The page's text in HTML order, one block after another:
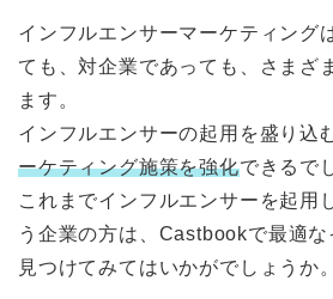
インフルエンサーマーケティング
ても、対企業であっても、さまざ
ます。
インフルエンサーの起用を盛り込
ーケティング施策を強化できるで
これまでインフルエンサーを起用
う企業の方は、Castbookで最適
見つけてみてはいかがでしょうか。